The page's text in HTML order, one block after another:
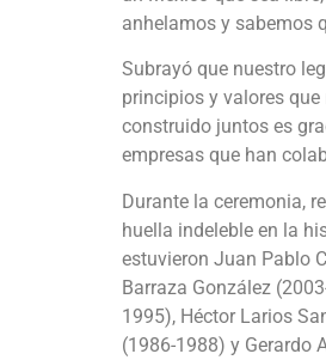
anhelamos y sabemos
Subrayó que nuestro
principios y valores
construido juntos es
empresas que han
Durante la ceremonia,
huella indeleble en la
estuvieron Juan Pablo
Barraza González
1995), Héctor Larios
(1986-1988) y Gerardo